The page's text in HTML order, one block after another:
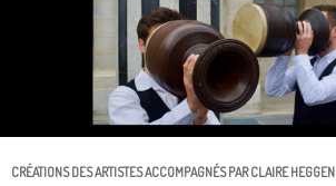
CRÉATIONS DES ARTISTES ACCOMPAGNÉS PAR CLAIRE HEGGEN